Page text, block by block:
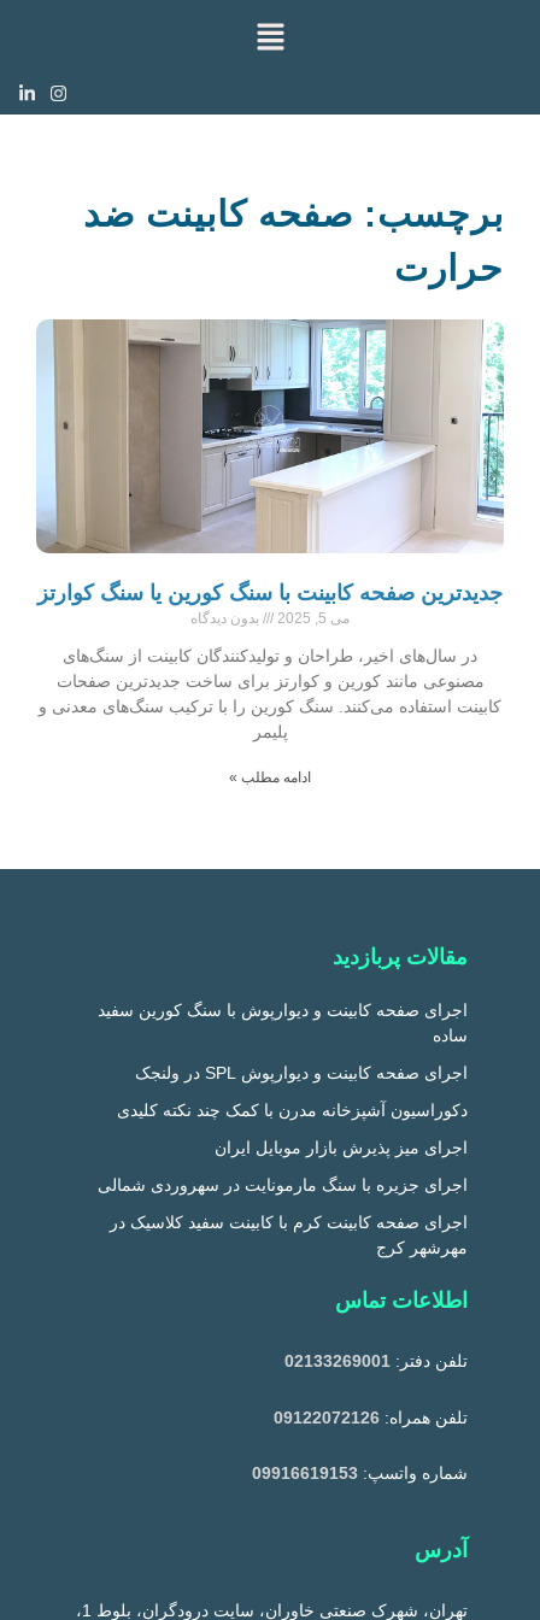
برچسب: صفحه کابینت ضد
حرارت
جدیدترین صفحه کابینت با سنگ کورین یا سنگ کوارتز
می 5, 2025 بدون دیدگاه
در سال‌های اخیر، طراحان و تولیدکنندگان کابینت از سنگ‌های
مصنوعی مانند کورین و کوارتز برای ساخت جدیدترین صفحات
کابینت استفاده می‌کنند. سنگ کورین را با ترکیب سنگ‌های معدنی و
پلیمر
ادامه مطلب »
مقالات پربازدید
اجرای صفحه کابینت و دیوارپوش با سنگ کورین سفید
ساده
اجرای صفحه کابینت و دیوارپوش SPL در ولنجک
دکوراسیون آشپزخانه مدرن با کمک چند نکته کلیدی
اجرای میز پذیرش بازار موبایل ایران
اجرای جزیره با سنگ مارمونایت در سهروردی شمالی
اجرای صفحه کابینت کرم با کابینت سفید کلاسیک در
مهرشهر کرج
اطلاعات تماس
تلفن دفتر: 02133269001
تلفن همراه: 09122072126
شماره واتسپ: 09916619153
آدرس
تهران، شهرک صنعتی خاوران، سایت درودگران، بلوط 1،